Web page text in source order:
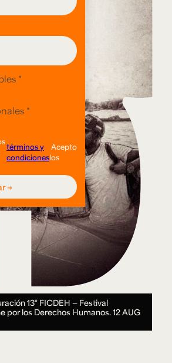
13° FICDEH — Festival
por los Derechos Humanos.12 AUG